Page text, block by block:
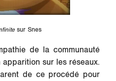
sur Snes
de la communauté
sur les réseaux.
de ce procédé pour